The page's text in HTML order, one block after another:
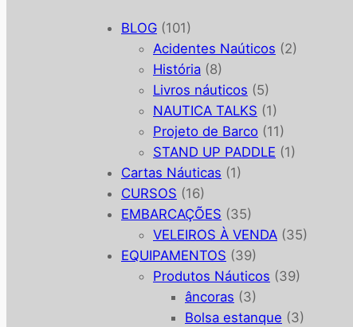
BLOG (101)
Acidentes Naúticos (2)
História (8)
Livros náuticos (5)
NAUTICA TALKS (1)
Projeto de Barco (11)
STAND UP PADDLE (1)
Cartas Náuticas (1)
CURSOS (16)
EMBARCAÇÕES (35)
VELEIROS À VENDA (35)
EQUIPAMENTOS (39)
Produtos Náuticos (39)
âncoras (3)
Bolsa estanque (3)